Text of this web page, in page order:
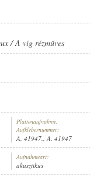
ORCHESTER
/ A víg rézműves
Plattenaufnahme,
Aufklebernummer:
A. 41947., A. 41947
Aufnahmeart:
akusztikus